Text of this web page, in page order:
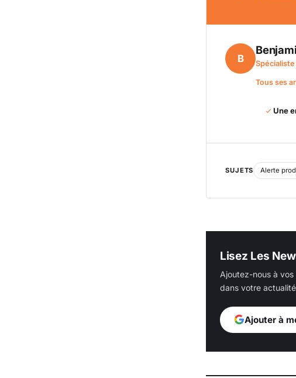
B
Tous ses
Une
SUJETS Alerte
Lisez Les
Ajoutez-nous à
dans votre
Ajouter à